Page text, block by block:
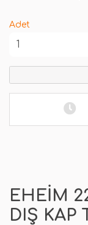
Adet
EHEIM
DIŞ KAP